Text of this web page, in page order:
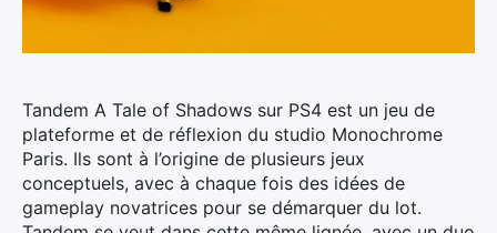
Tandem A Tale of Shadows sur PS4 est un jeu de
plateforme et de réflexion du studio Monochrome
Paris. Ils sont à l’origine de plusieurs jeux
conceptuels, avec à chaque fois des idées de
gameplay novatrices pour se démarquer du lot.